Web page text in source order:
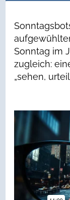
Sonntag im
zugleich:
„sehen,